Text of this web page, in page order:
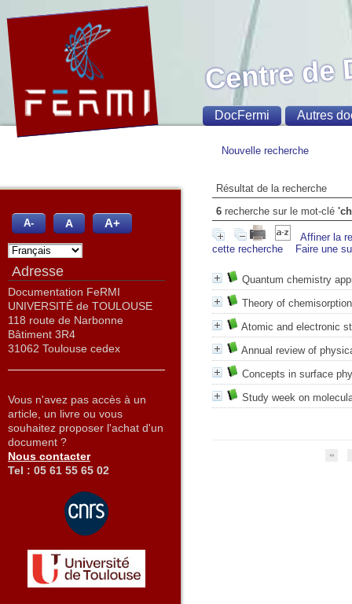
Nouvelle recherche
Résultat de la recherche
6 recherche sur le mot-clé
Affiner la
cette recherche
Faire une
Quantum chemistry
Theory of chemisorption
Atomic and electronic
Annual review of
Concepts in surface
Study week on
Centre de
DocFermi Autres
A- A A+
Adresse
Documentation FeRMI
UNIVERSITÉ de TOULOUSE
118 route de Narbonne
Bâtiment 3R4
31062 Toulouse cedex
Vous n'avez pas accès à un
article, un livre ou vous
souhaitez proposer l'achat d'un
document ?
Nous contacter
Tel : 05 61 55 65 02